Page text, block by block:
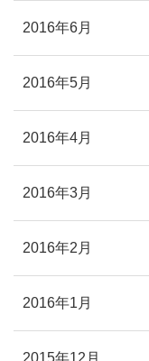
2016年6月
2016年5月
2016年4月
2016年3月
2016年2月
2016年1月
2015年12月